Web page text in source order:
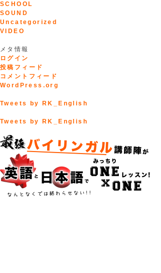
SCHOOL
SOUND
Uncategorized
VIDEO
メタ情報
ログイン
投稿フィード
コメントフィード
WordPress.org
Tweets by RK_English
Tweets by RK_English